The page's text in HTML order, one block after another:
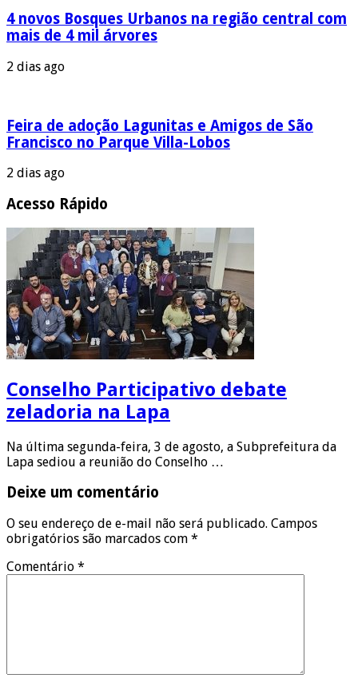
4 novos Bosques Urbanos na região central com
mais de 4 mil árvores
2 dias ago
Feira de adoção Lagunitas e Amigos de São
Francisco no Parque Villa-Lobos
2 dias ago
Acesso Rápido
Conselho Participativo debate
zeladoria na Lapa
Na última segunda-feira, 3 de agosto, a Subprefeitura da
Lapa sediou a reunião do Conselho …
Deixe um comentário
O seu endereço de e-mail não será publicado. Campos
obrigatórios são marcados com *
Comentário *